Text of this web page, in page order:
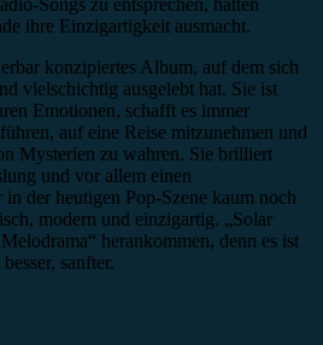
Songs zu entsprechen, hatten
ihre Einzigartigkeit ausmacht.
konzipiertes Album, auf dem sich
vielschichtig ausgelebt hat. Sie ist
Emotionen, schafft es immer
auf eine Reise mitzunehmen und
Mysterien zu wahren. Sie brilliert
und vor allem einen
der heutigen Pop-Szene kaum noch
modern und einzigartig. „Solar
herankommen, denn es ist
sanfter.